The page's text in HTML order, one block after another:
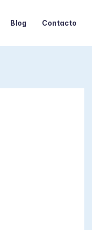
Blog Contacto